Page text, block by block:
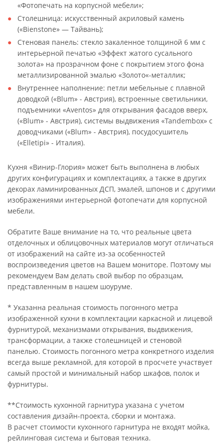
«Фотопечать на корпусной мебели»;
Столешница: искусственный акриловый камень
(«Bienstone» — Тайвань);
Стеновая панель: стекло закаленное толщиной 6 мм с
интерьерной печатью «Эффект жатого сусального
золота» на прозрачном фоне с покрытием этого фона
металлизированной эмалью «Золото«-металлик;
Внутреннее наполнение: петли мебельные с плавной
доводкой («Blum» - Австрия), встроенные светильники,
подъемники «Aventos» для открывания фасадов вверх,
(«Blum» - Австрия), системы выдвижения «Tandembox» с
доводчиками («Blum» - Австрия), посудосушитель
(«Elletipi» - Италия).
Кухня «Винир-Глория» может быть выполнена в любых
других конфигурациях и комплектациях, а также в других
декорах ламинированных ДСП, эмалей, шпонов и с другими
изображениями интерьерной фотопечати для корпусной
мебели.
Обратите Ваше внимание на то, что реальные цвета
отделочных и облицовочных материалов могут отличаться
от изображений на сайте из-за особенностей
воспроизведения цветов на Вашем мониторе. Поэтому мы
рекомендуем Вам делать свой выбор по образцам,
представленным в нашем шоуруме.
* Указанна реальная стоимость погонного метра
изображенной кухни в комплектации каркасной и лицевой
фурнитурой, механизмами открывания, выдвижения,
трансформации, а также столешницей и стеновой
панелью. Стоимость погонного метра конкретного изделия
всегда выше рекламной, для которой в просчете участвует
самый простой и минимальный набор шкафов, полок и
фурнитуры.
**Стоимость кухонной гарнитура указана с учетом
составления дизайн-проекта, сборки и монтажа.
В расчет стоимости кухонного гарнитура не входят мойка,
рейлинговая система и бытовая техника.